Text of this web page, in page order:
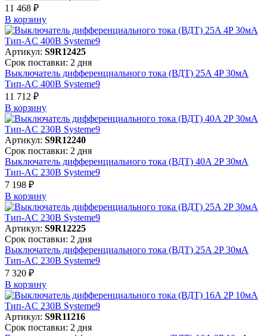
11 468 ₽
В корзинy
Артикул: S9R12425
Срок поставки: 2 дня
Выключатель дифференциального тока (ВДТ) 25A 4P 30мА
Тип-AC 400В Systeme9
11 712 ₽
В корзинy
Артикул: S9R12240
Срок поставки: 2 дня
Выключатель дифференциального тока (ВДТ) 40A 2P 30мА
Тип-AC 230В Systeme9
7 198 ₽
В корзинy
Артикул: S9R12225
Срок поставки: 2 дня
Выключатель дифференциального тока (ВДТ) 25A 2P 30мА
Тип-AC 230В Systeme9
7 320 ₽
В корзинy
Артикул: S9R11216
Срок поставки: 2 дня